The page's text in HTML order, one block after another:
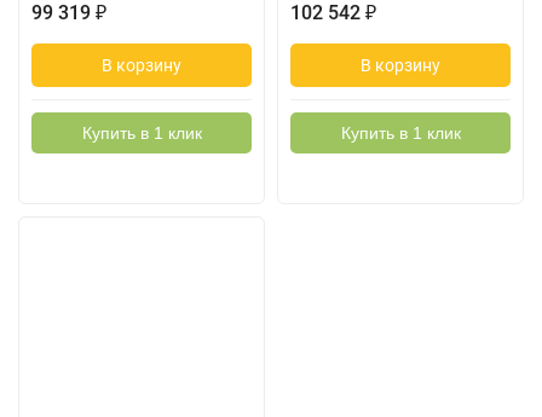
99 319 ₽
В корзину
Купить в 1 клик
102 542 ₽
В корзину
Купить в 1 клик